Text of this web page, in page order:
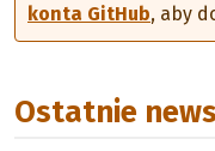
konta GitHub, aby
Ostatnie